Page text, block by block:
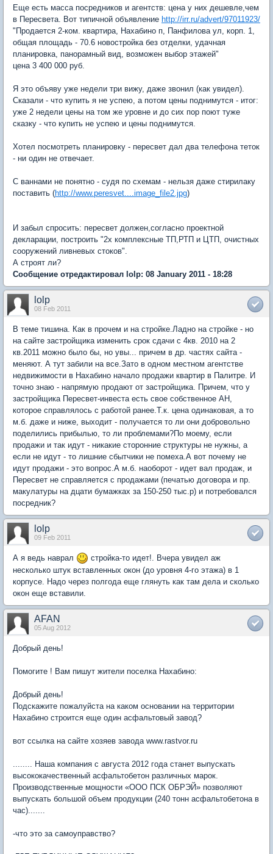
Еще есть масса посредников и агентств: цена у них дешевле,чем
в Пересвета. Вот типичной объявление http://irr.ru/advert/97011923/
"Продается 2-ком. квартира, Нахабино п, Панфилова ул, корп. 1,
общая площадь - 70.6 новостройка без отделки, удачная
планировка, панорамный вид, возможен выбор этажей"
цена 3 400 000 руб.
Я это объяву уже недели три вижу, даже звонил (как увидел).
Сказали - что купить я не успею, а потом цены поднимутся - итог:
уже 2 недели цены на том же уровне и до сих пор поют туже
сказку - что купить не успею и цены поднимутся.
Хотел посмотреть планировку - пересвет дал два телефона теток
- ни один не отвечает.
С ваннами не понятно - судя по схемам - нельзя даже стирилаку
поставить (http://www.peresvet....image_file2.jpg)
И забыл спросить: пересвет должен,согласно проектной
декларации, построить "2х комплексные ТП,РТП и ЦТП, очистных
сооружений ливневых стоков".
А строят ли?
Сообщение отредактировал lolp: 08 January 2011 - 18:28
lolp
08 Feb 2011
В теме тишина. Как в прочем и на стройке.Ладно на стройке - но
на сайте застройщика изменить срок сдачи с 4кв. 2010 на 2
кв.2011 можно было бы, но увы... причем в др. частях сайта -
меняют. А тут забили на все.Зато в одном местном агентстве
недвижимости в Нахабино начало продажи квартир в Палитре. И
точно знаю - напрямую продают от застройщика. Причем, что у
застройщика Пересвет-инвеста есть свое собственное АН,
которое справлялось с работой ранее.Т.к. цена одинаковая, а то
м.б. даже и ниже, выходит - получается то ли они добровольно
поделились прибылью, то ли проблемами?По моему, если
продажи и так идут - никакие сторонние структуры не нужны, а
если не идут - то лишние сбытчики не помеха.А вот почему не
идут продажи - это вопрос.А м.б. наоборот - идет вал продаж, и
Пересвет не справляется с продажами (печатью договора и пр.
макулатуры на дцати бумажках за 150-250 тыс.р) и потребовался
посредник?
lolp
09 Feb 2011
А я ведь наврал
стройка-то идет!. Вчера увидел аж
несколько штук вставленных окон (до уровня 4-го этажа) в 1
корпусе. Надо через полгода еще глянуть как там дела и сколько
окон еще вставили.
AFAN
05 Aug 2012
Добрый день!
Помогите ! Вам пишут жители поселка Нахабино:
Добрый день!
Подскажите пожалуйста на каком основании на территории
Нахабино строится еще один асфальтовый завод?
вот ссылка на сайте хозяев завода www.rastvor.ru
........ Наша компания с августа 2012 года станет выпускать
высококачественный асфальтобетон различных марок.
Производственные мощности «ООО ПСК ОБРЭЙ» позволяют
выпускать большой объем продукции (240 тонн асфальтобетона в
час).......
-что это за самоуправство?